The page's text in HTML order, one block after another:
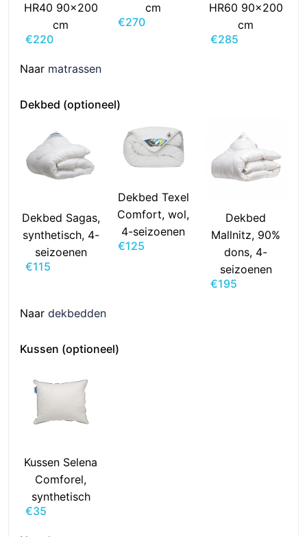
HR40 90x200
cm
€220
cm
€270
HR60 90x200
cm
€285
Naar matrassen
Dekbed (optioneel)
Dekbed Sagas,
synthetisch, 4-
seizoenen
€115
Dekbed Texel
Comfort, wol,
4-seizoenen
€125
Dekbed
Mallnitz, 90%
dons, 4-
seizoenen
€195
Naar dekbedden
Kussen (optioneel)
Kussen Selena
Comforel,
synthetisch
€35